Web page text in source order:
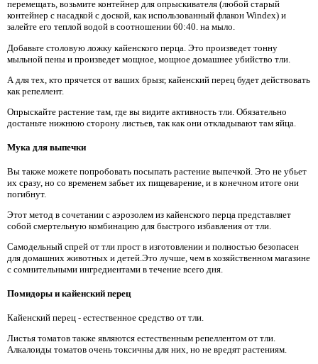
перемещать, возьмите контейнер для опрыскивателя (любой старый
контейнер с насадкой с доской, как использованный флакон Windex) и
залейте его теплой водой в соотношении 60:40. на мыло.
Добавьте столовую ложку кайенского перца. Это произведет тонну
мыльной пены и произведет мощное, мощное домашнее убийство тли.
А для тех, кто прячется от ваших брызг, кайенский перец будет действовать
как репеллент.
Опрыскайте растение там, где вы видите активность тли. Обязательно
достаньте нижнюю сторону листьев, так как они откладывают там яйца.
Мука для выпечки
Вы также можете попробовать посыпать растение выпечкой. Это не убьет
их сразу, но со временем забьет их пищеварение, и в конечном итоге они
погибнут.
Этот метод в сочетании с аэрозолем из кайенского перца представляет
собой смертельную комбинацию для быстрого избавления от тли.
Самодельный спрей от тли прост в изготовлении и полностью безопасен
для домашних животных и детей.Это лучше, чем в хозяйственном магазине
с сомнительными ингредиентами в течение всего дня.
Помидоры и кайенский перец
Кайенский перец - естественное средство от тли.
Листья томатов также являются естественным репеллентом от тли.
Алкалоиды томатов очень токсичны для них, но не вредят растениям.